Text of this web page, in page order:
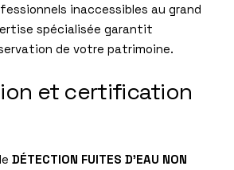
inaccessibles au grand
spécialisée garantit
de votre patrimoine.
et certification
DÉTECTION FUITES D’EAU NON